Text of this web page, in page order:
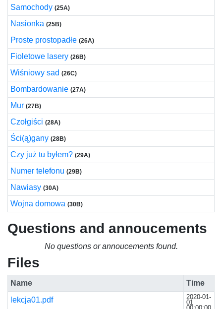
Samochody (25A)
Nasionka (25B)
Proste prostopadłe (26A)
Fioletowe lasery (26B)
Wiśniowy sad (26C)
Bombardowanie (27A)
Mur (27B)
Czołgiści (28A)
Ści(ą)gany (28B)
Czy już tu byłem? (29A)
Numer telefonu (29B)
Nawiasy (30A)
Wojna domowa (30B)
Questions and annoucements
No questions or annoucements found.
Files
Name
Time
lekcja01.pdf
2020-01-
01